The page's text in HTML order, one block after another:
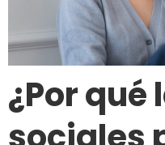
¿Por qué